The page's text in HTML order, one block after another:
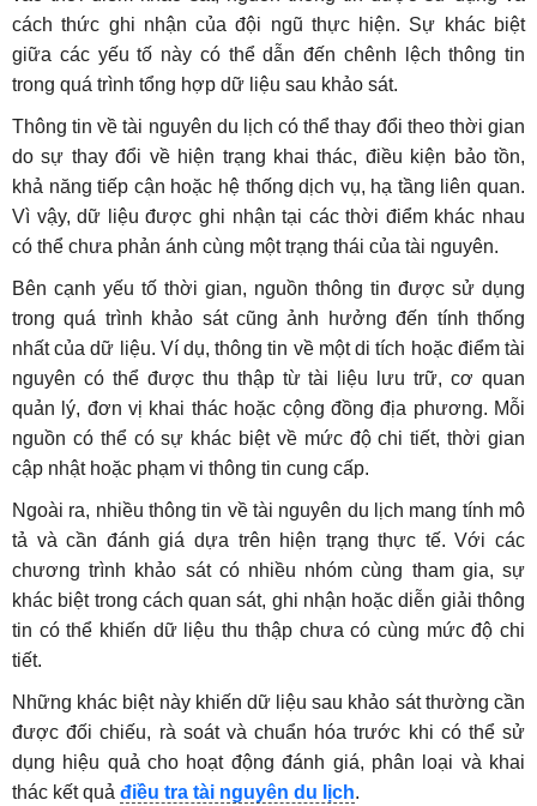
cách thức ghi nhận của đội ngũ thực hiện. Sự khác biệt
giữa các yếu tố này có thể dẫn đến chênh lệch thông tin
trong quá trình tổng hợp dữ liệu sau khảo sát.
Thông tin về tài nguyên du lịch có thể thay đổi theo thời gian
do sự thay đổi về hiện trạng khai thác, điều kiện bảo tồn,
khả năng tiếp cận hoặc hệ thống dịch vụ, hạ tầng liên quan.
Vì vậy, dữ liệu được ghi nhận tại các thời điểm khác nhau
có thể chưa phản ánh cùng một trạng thái của tài nguyên.
Bên cạnh yếu tố thời gian, nguồn thông tin được sử dụng
trong quá trình khảo sát cũng ảnh hưởng đến tính thống
nhất của dữ liệu. Ví dụ, thông tin về một di tích hoặc điểm tài
nguyên có thể được thu thập từ tài liệu lưu trữ, cơ quan
quản lý, đơn vị khai thác hoặc cộng đồng địa phương. Mỗi
nguồn có thể có sự khác biệt về mức độ chi tiết, thời gian
cập nhật hoặc phạm vi thông tin cung cấp.
Ngoài ra, nhiều thông tin về tài nguyên du lịch mang tính mô
tả và cần đánh giá dựa trên hiện trạng thực tế. Với các
chương trình khảo sát có nhiều nhóm cùng tham gia, sự
khác biệt trong cách quan sát, ghi nhận hoặc diễn giải thông
tin có thể khiến dữ liệu thu thập chưa có cùng mức độ chi
tiết.
Những khác biệt này khiến dữ liệu sau khảo sát thường cần
được đối chiếu, rà soát và chuẩn hóa trước khi có thể sử
dụng hiệu quả cho hoạt động đánh giá, phân loại và khai
thác kết quả điều tra tài nguyên du lịch.